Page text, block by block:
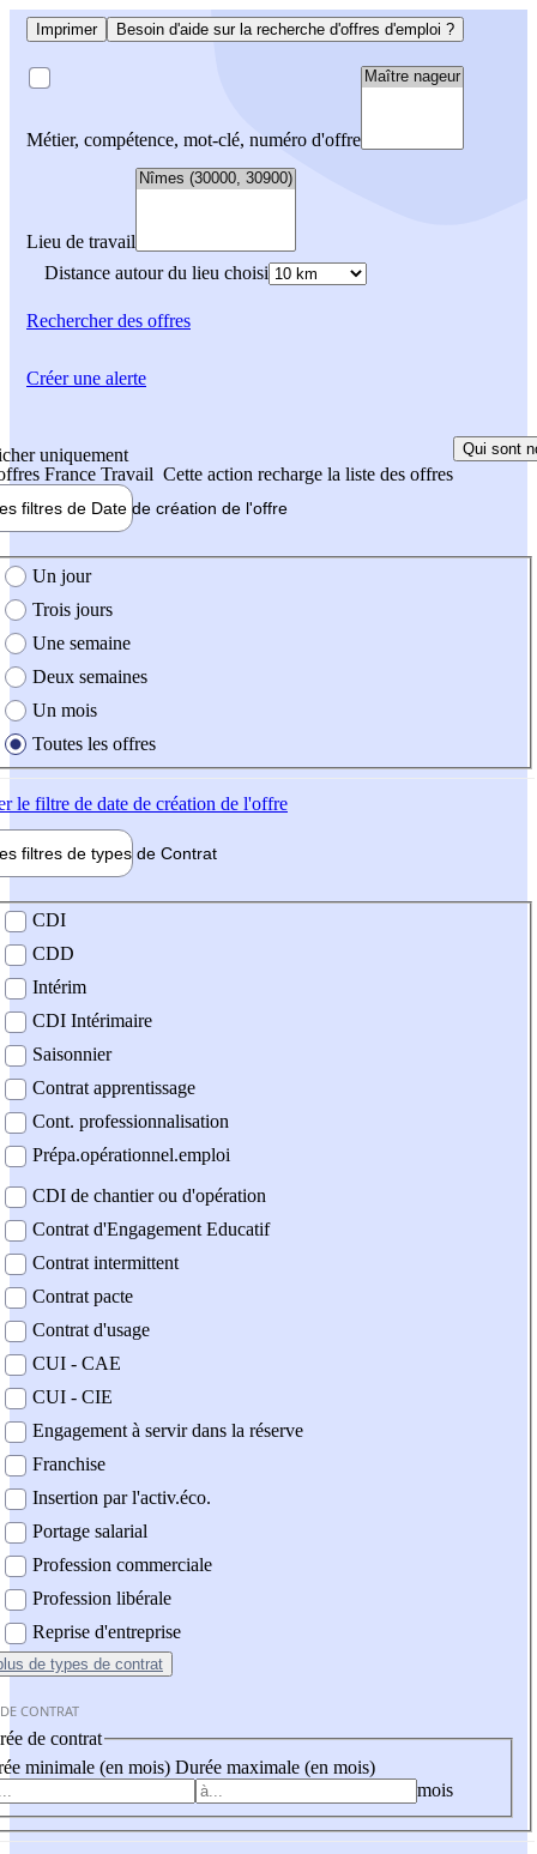
Imprimer Besoin d'aide sur la recherche d'offres d'emploi ?
Métier, compétence, mot-clé, numéro d'offre
Lieu de travail
Distance autour du lieu choisi
Rechercherdes offres
uniquement
France Travail Cette action recharge la liste des offres
Qui sont
filtres de Date de création de l'offre
création de l'offre
Un jour
Trois jours
Une semaine
Deux semaines
Un mois
Toutes les offres
le filtre de date de création de l'offre
filtres de types de Contrat
contrat
CDI
CDD
Intérim
CDI Intérimaire
Saisonnier
Contrat apprentissage
Cont. professionnalisation
Prépa.opérationnel.emploi
CDI de chantier ou d'opération
Contrat d'Engagement Educatif
Contrat intermittent
Contrat pacte
Contrat d'usage
CUI - CAE
CUI - CIE
Engagement à servir dans la réserve
Franchise
Insertion par l'activ.éco.
Portage salarial
Profession commerciale
Profession libérale
Reprise d'entreprise
de types de contrat
CONTRAT
de contrat
minimale (en mois) Durée maximale (en mois)
mois
Créer une alerte